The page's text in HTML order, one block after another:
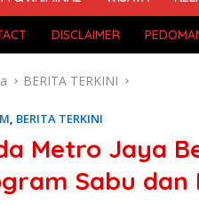
DISCLAIMER
BERITA TERKINI
, BERITA TERKINI
Metro Jaya
Sabu dan